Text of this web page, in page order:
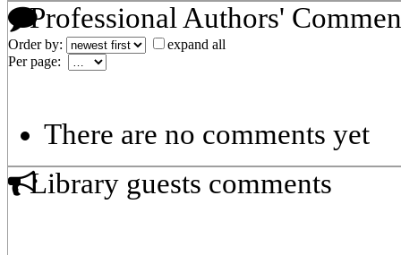
Professional Authors'
Order by:
expand all
Per page:
There are no comments yet
Library guests comments